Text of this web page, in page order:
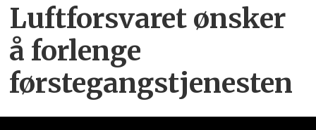
Luftforsvaret ønsker
å forlenge
førstegangstjenesten